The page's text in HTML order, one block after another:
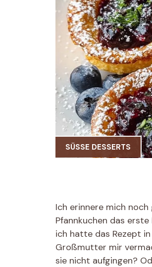
SÜSSE DESSERTS
Ich erinnere mich
Pfannkuchen das
ich hatte das Rezept
Großmutter mir
sie nicht aufgingen?